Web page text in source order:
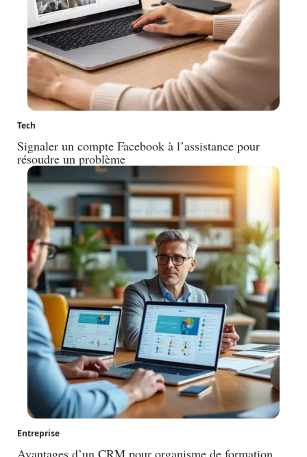
Tech
Signaler un compte Facebook à l’assistance pour
résoudre un problème
Entreprise
Avantages d’un CRM pour organisme de formation